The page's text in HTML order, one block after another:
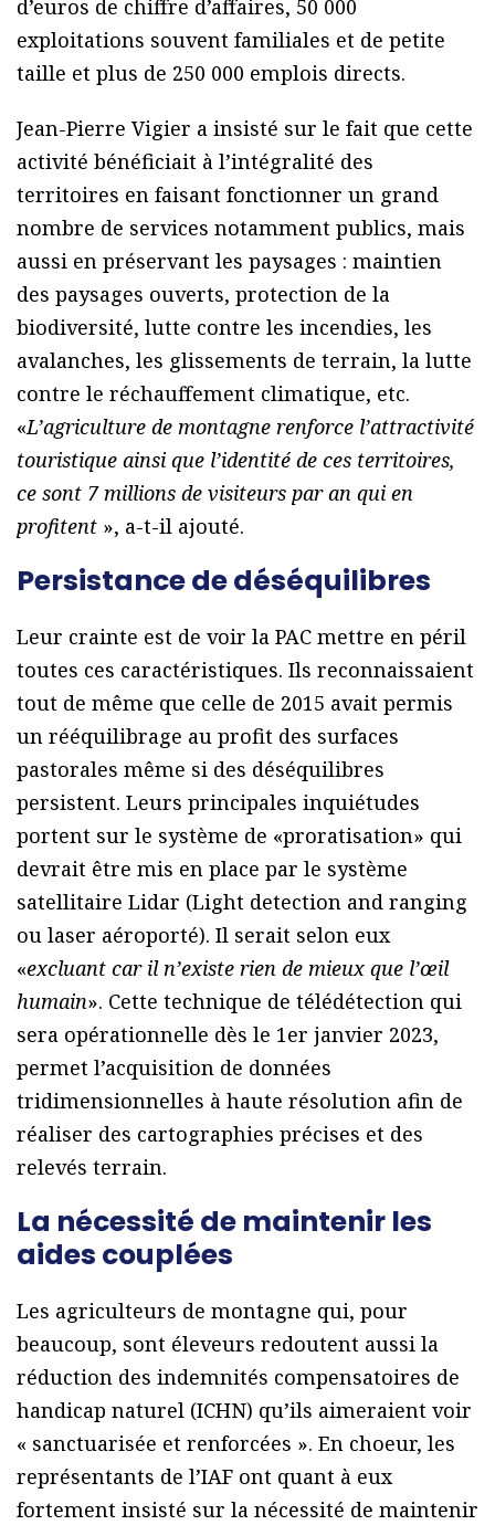
d’euros de chiffre d’affaires, 50 000
exploitations souvent familiales et de petite
taille et plus de 250 000 emplois directs.
Jean-Pierre Vigier a insisté sur le fait que cette
activité bénéficiait à l’intégralité des
territoires en faisant fonctionner un grand
nombre de services notamment publics, mais
aussi en préservant les paysages : maintien
des paysages ouverts, protection de la
biodiversité, lutte contre les incendies, les
avalanches, les glissements de terrain, la lutte
contre le réchauffement climatique, etc.
«L’agriculture de montagne renforce l’attractivité
touristique ainsi que l’identité de ces territoires,
ce sont 7 millions de visiteurs par an qui en
profitent », a-t-il ajouté.
Persistance de déséquilibres
Leur crainte est de voir la PAC mettre en péril
toutes ces caractéristiques. Ils reconnaissaient
tout de même que celle de 2015 avait permis
un rééquilibrage au profit des surfaces
pastorales même si des déséquilibres
persistent. Leurs principales inquiétudes
portent sur le système de «proratisation» qui
devrait être mis en place par le système
satellitaire Lidar (Light detection and ranging
ou laser aéroporté). Il serait selon eux
«excluant car il n’existe rien de mieux que l’œil
humain». Cette technique de télédétection qui
sera opérationnelle dès le 1er janvier 2023,
permet l’acquisition de données
tridimensionnelles à haute résolution afin de
réaliser des cartographies précises et des
relevés terrain.
La nécessité de maintenir les
aides couplées
Les agriculteurs de montagne qui, pour
beaucoup, sont éleveurs redoutent aussi la
réduction des indemnités compensatoires de
handicap naturel (ICHN) qu’ils aimeraient voir
« sanctuarisée et renforcées ». En choeur, les
représentants de l’IAF ont quant à eux
fortement insisté sur la nécessité de maintenir